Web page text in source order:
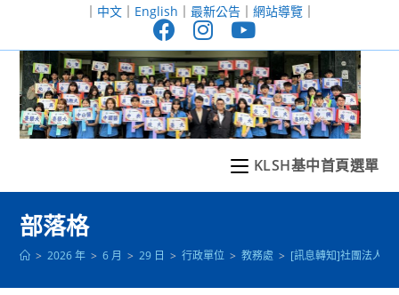
至
｜ 中文｜ English ｜ 最新公告｜ 網站導覽｜
KLSH基中首頁選單
部落格
> 2026 年 > 6 月 > 29 日 > 行政單位 > 教務處 > [訊息轉知]社團法人中